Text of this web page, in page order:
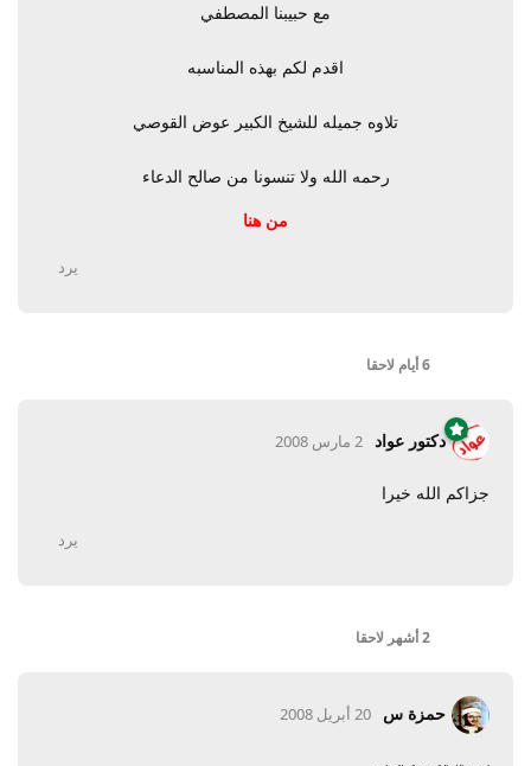
مع حبيبنا المصطفي
اقدم لكم بهذه المناسبه
تلاوه جميله للشيخ الكبير عوض القوصي
رحمه الله ولا تنسونا من صالح الدعاء
من هنا
يرد
6 أيام لاحقا
دكتور عواد 2 مارس 2008
جزاكم الله خيرا
يرد
2 أشهر لاحقا
حمزة س 20 أبريل 2008